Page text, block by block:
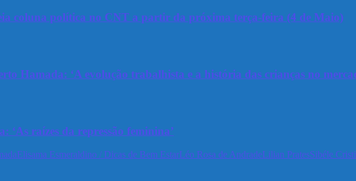
coluna política no CNT a partir da próxima terça-feira (4 de Maio)
Hamada: ‘A evolução trabalhista e a história das crianças no
‘As raízes da repressão feminina’
Elisama Esmeraldino / Dicas de Bem EstarLéo Rosa de AndradeLilian PratesSibéle